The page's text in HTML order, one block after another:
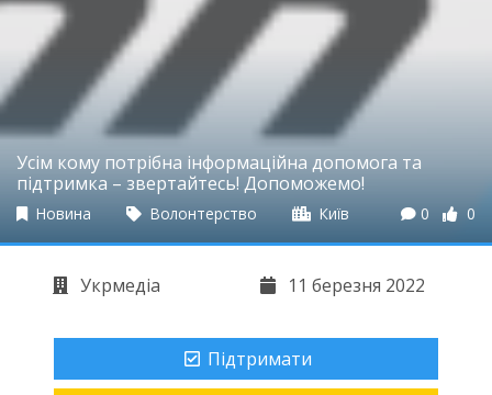
Усім кому потрібна інформаційна допомога та
підтримка – звертайтесь! Допоможемо!
Новина Волонтерство Київ 0 0
Укрмедіа 11 березня 2022
Підтримати